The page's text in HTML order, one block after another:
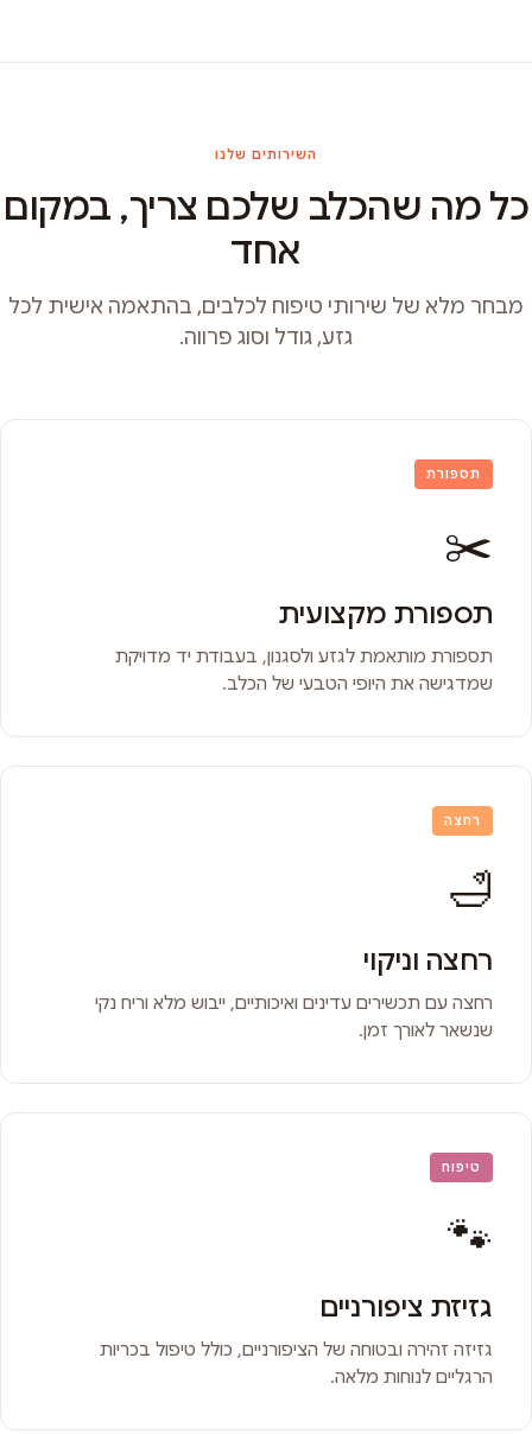
השירותים שלנו
כל מה שהכלב שלכם צריך, במקום
אחד
מבחר מלא של שירותי טיפוח לכלבים, בהתאמה אישית לכל
גזע, גודל וסוג פרווה.
תספורת
✂️
תספורת מקצועית
תספורת מותאמת לגזע ולסגנון, בעבודת יד מדויקת
שמדגישה את היופי הטבעי של הכלב.
רחצה
🛁
רחצה וניקוי
רחצה עם תכשירים עדינים ואיכותיים, ייבוש מלא וריח נקי
שנשאר לאורך זמן.
טיפוח
🐾
גזיזת ציפורניים
גזיזה זהירה ובטוחה של הציפורניים, כולל טיפול בכריות
הרגליים לנוחות מלאה.